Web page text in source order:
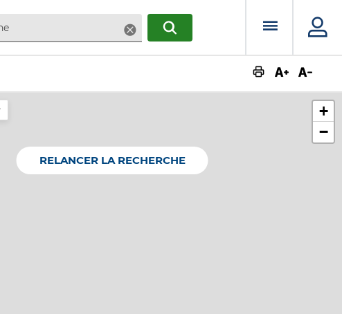
SupprimerRECHERCHERMenu
+
−
RELANCER LA RECHERCHE